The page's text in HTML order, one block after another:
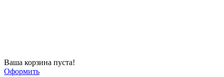
Ваша корзина пуста!
Оформить